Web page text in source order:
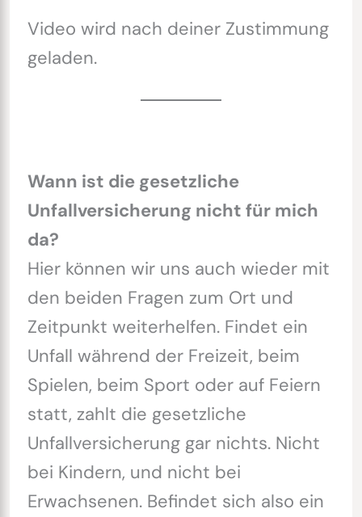
Video wird nach deiner Zustimmung
geladen.
Wann ist die gesetzliche
Unfallversicherung nicht für mich
da?
Hier können wir uns auch wieder mit
den beiden Fragen zum Ort und
Zeitpunkt weiterhelfen. Findet ein
Unfall während der Freizeit, beim
Spielen, beim Sport oder auf Feiern
statt, zahlt die gesetzliche
Unfallversicherung gar nichts. Nicht
bei Kindern, und nicht bei
Erwachsenen. Befindet sich also ein